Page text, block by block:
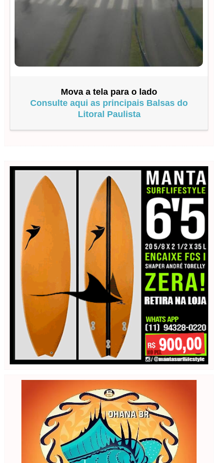
Mova a tela para o lado
Consulte aqui as principais Balsas do
Litoral Paulista